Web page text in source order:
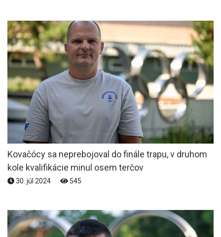
Kovačócy sa neprebojoval do finále trapu, v druhom
kole kvalifikácie minul osem terčov
30. júl 2024 545